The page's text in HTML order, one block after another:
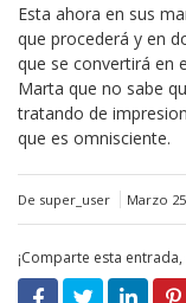
Esta ahora en sus
que procederá y en
que se convertirá en
Marta que no sabe
tratando de
que es omnisciente.
De super_user Marzo
¡Comparte esta